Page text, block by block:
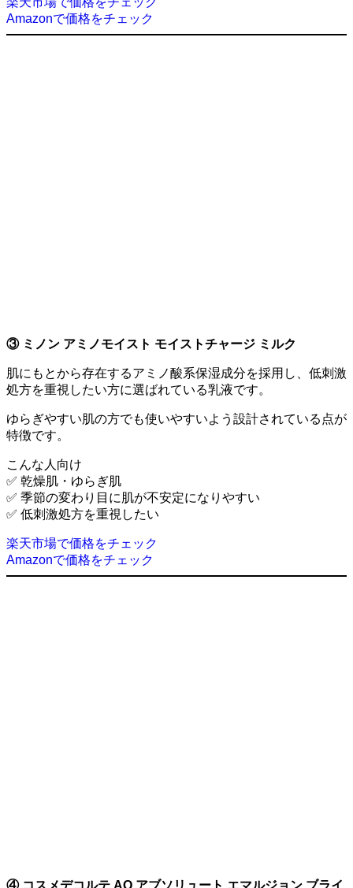
Amazonで価格をチェック
③ ミノン アミノモイスト モイストチャージ ミルク
肌にもとから存在するアミノ酸系保湿成分を採用し、低刺激
処方を重視したい方に選ばれている乳液です。
ゆらぎやすい肌の方でも使いやすいよう設計されている点が
特徴です。
こんな人向け
✅ 乾燥肌・ゆらぎ肌
✅ 季節の変わり目に肌が不安定になりやすい
✅ 低刺激処方を重視したい
楽天市場で価格をチェック
Amazonで価格をチェック
④ コスメデコルテ AQ アブソリュート エマルジョン ブライ